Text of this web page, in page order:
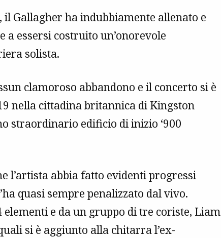
il Gallagher ha indubbiamente allenato e
essersi costruito un’onorevole
solista.
clamoroso abbandono e il concerto si è
nella cittadina britannica di Kingston
straordinario edificio di inizio ‘900
l’artista abbia fatto evidenti progressi
quasi sempre penalizzato dal vivo.
e da un gruppo di tre coriste, Liam
si è aggiunto alla chitarra l’ex-